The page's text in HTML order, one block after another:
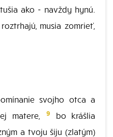
ako - navždy hynú.
musia zomrieť,
svojho otca a
matere,
9
bo krášlia
a tvoju šiju (zlatým)